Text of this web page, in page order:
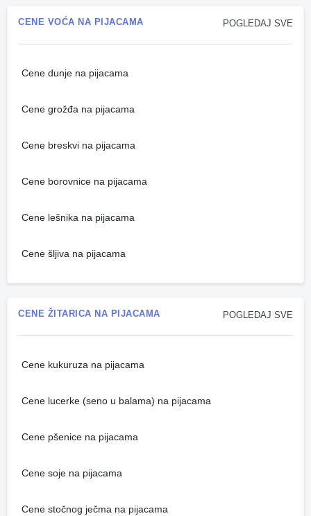
POGLEDAJ SVE
CENE VOĆA NA PIJACAMA
Cene dunje na pijacama
Cene grožđa na pijacama
Cene breskvi na pijacama
Cene borovnice na pijacama
Cene lešnika na pijacama
Cene šljiva na pijacama
POGLEDAJ SVE
CENE ŽITARICA NA PIJACAMA
Cene kukuruza na pijacama
Cene lucerke (seno u balama) na pijacama
Cene pšenice na pijacama
Cene soje na pijacama
Cene stočnog ječma na pijacama